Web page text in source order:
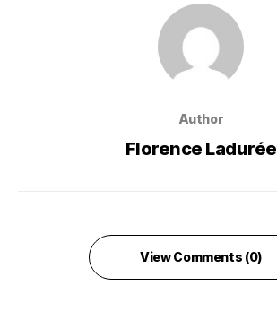
Author
Florence Ladurée
View Comments (0)